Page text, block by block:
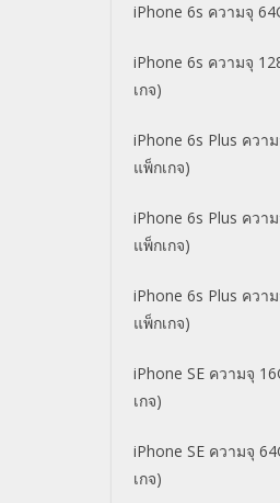
iPhone 6s ความจุ
iPhone 6s ความจุ
เกจ)
iPhone 6s Plus ควา
แพ็กเกจ)
iPhone 6s Plus ควา
แพ็กเกจ)
iPhone 6s Plus ควา
แพ็กเกจ)
iPhone SE ความจุ
เกจ)
iPhone SE ความจุ
เกจ)